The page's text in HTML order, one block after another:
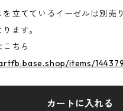
を立てているイーゼルは別
ます。
ちら
items/
カートに入れる